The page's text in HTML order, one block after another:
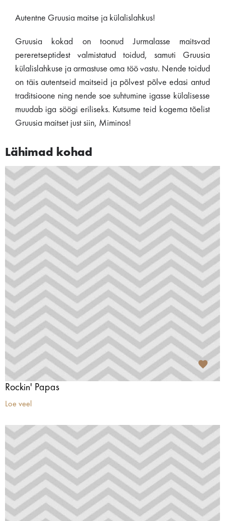
Autentne Gruusia maitse ja külalislahkus!
Gruusia kokad on toonud Jurmalasse maitsvad
pereretseptidest valmistatud toidud, samuti Gruusia
külalislahkuse ja armastuse oma töö vastu. Nende toidud
on täis autentseid maitseid ja põlvest põlve edasi antud
traditsioone ning nende soe suhtumine igasse külalisesse
muudab iga söögi eriliseks. Kutsume teid kogema tõelist
Gruusia maitset just siin, Miminos!
Lähimad kohad
Rockin' Papas
Loe veel